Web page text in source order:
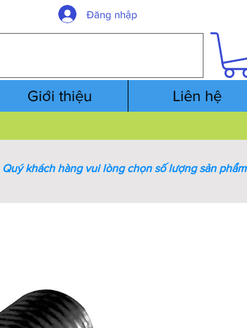
Đăng nhập
Giới thiệu Liên hệ
Quý khách hàng vui lòng chọn số lượng sản phẩm